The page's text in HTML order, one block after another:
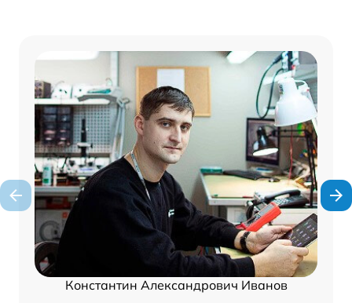
Константин Александрович Иванов